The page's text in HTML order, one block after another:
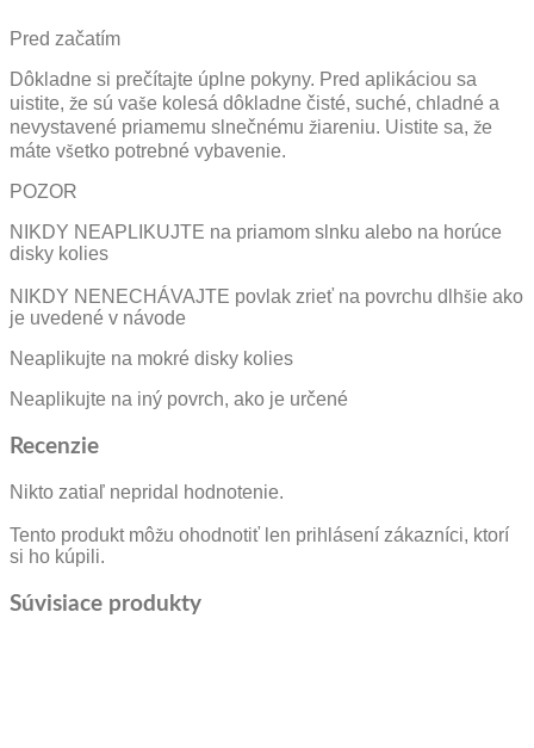
Pred začatím
Dôkladne si prečítajte úplne pokyny. Pred aplikáciou sa
uistite, že sú vaše kolesá dôkladne čisté, suché, chladné a
nevystavené priamemu slnečnému žiareniu. Uistite sa, že
máte všetko potrebné vybavenie.
POZOR
NIKDY NEAPLIKUJTE na priamom slnku alebo na horúce
disky kolies
NIKDY NENECHÁVAJTE povlak zrieť na povrchu dlhšie ako
je uvedené v návode
Neaplikujte na mokré disky kolies
Neaplikujte na iný povrch, ako je určené
Recenzie
Nikto zatiaľ nepridal hodnotenie.
Tento produkt môžu ohodnotiť len prihlásení zákazníci, ktorí
si ho kúpili.
Súvisiace produkty